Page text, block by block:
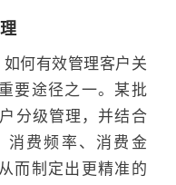
何有效管理客户关
要途径之一。某批
分级管理，并结合
消费频率、消费金
而制定出更精准的